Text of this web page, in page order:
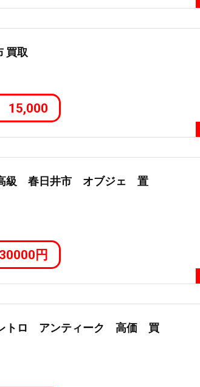
買取
15,000
級 春日井市 オブジェ 置
30000円
ロ アンティーク 高価 買